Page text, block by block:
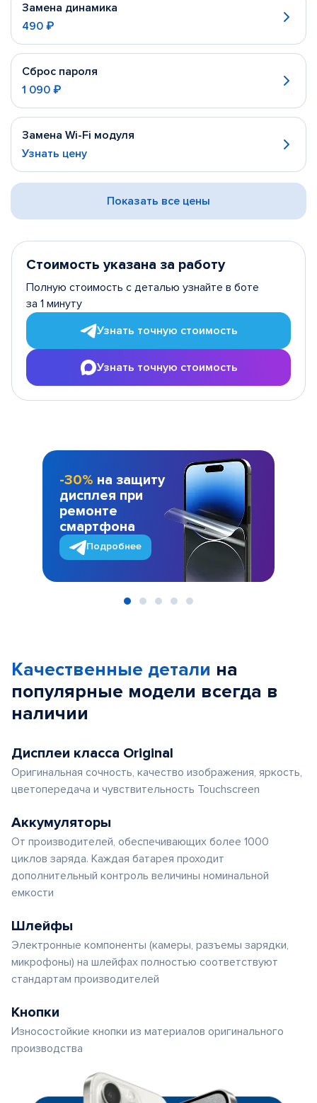
Замена динамика
490 ₽
Сброс пароля
1 090 ₽
Замена Wi-Fi модуля
Узнать цену
Показать все цены
Стоимость указана за работу
Полную стоимость с деталью узнайте в боте
за 1 минуту
Узнать точную стоимость
Узнать точную стоимость
-30% на защиту
дисплея при
ремонте
смартфона
Подробнее
Качественные детали на
популярные модели всегда в
наличии
Дисплеи класса Original
Оригинальная сочность, качество изображения, яркость,
цветопередача и чувствительность Touchscreen
Аккумуляторы
От производителей, обеспечивающих более 1000
циклов заряда. Каждая батарея проходит
дополнительный контроль величины номинальной
емкости
Шлейфы
Электронные компоненты (камеры, разъемы зарядки,
микрофоны) на шлейфах полностью соответствуют
стандартам производителей
Кнопки
Износостойкие кнопки из материалов оригинального
производства